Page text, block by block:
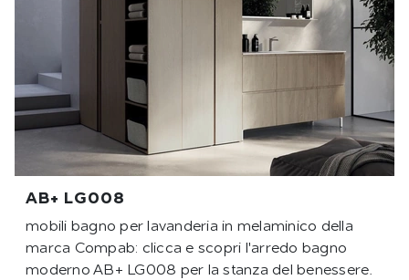
AB+ LG008
mobili bagno per lavanderia in melaminico della
marca Compab: clicca e scopri l'arredo bagno
moderno AB+ LG008 per la stanza del benessere.